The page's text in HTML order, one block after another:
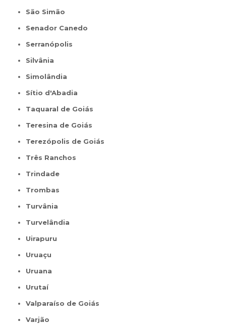
São Simão
Senador Canedo
Serranópolis
Silvânia
Simolândia
Sítio d'Abadia
Taquaral de Goiás
Teresina de Goiás
Terezópolis de Goiás
Três Ranchos
Trindade
Trombas
Turvânia
Turvelândia
Uirapuru
Uruaçu
Uruana
Urutaí
Valparaíso de Goiás
Varjão